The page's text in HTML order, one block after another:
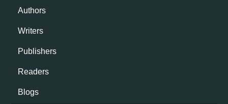
Authors
Writers
Publishers
Readers
Blogs